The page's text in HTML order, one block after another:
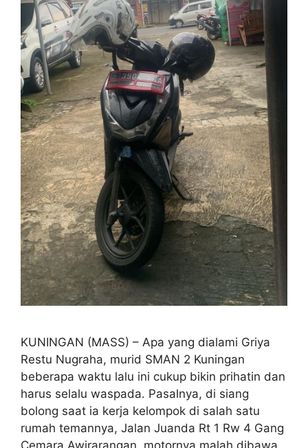
KUNINGAN (MASS) – Apa yang dialami Griya
Restu Nugraha, murid SMAN 2 Kuningan
beberapa waktu lalu ini cukup bikin prihatin dan
harus selalu waspada. Pasalnya, di siang
bolong saat ia kerja kelompok di salah satu
rumah temannya, Jalan Juanda Rt 1 Rw 4 Gang
Cemara Awirarangan, motornya malah dibawa